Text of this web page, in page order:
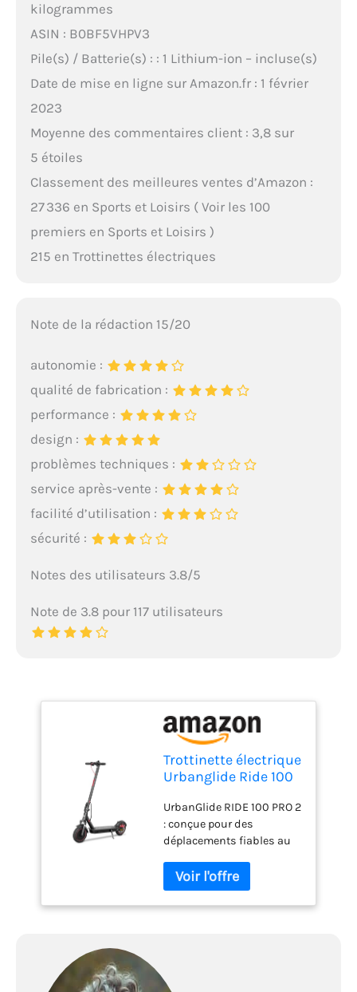
kilogrammes
ASIN : B0BF5VHPV3
Pile(s) / Batterie(s) : : 1 Lithium-ion – incluse(s)
Date de mise en ligne sur Amazon.fr : 1 février
2023
Moyenne des commentaires client : 3,8 sur
5 étoiles
Classement des meilleures ventes d’Amazon :
27 336 en Sports et Loisirs ( Voir les 100
premiers en Sports et Loisirs )
215 en Trottinettes électriques
Note de la rédaction 15/20
autonomie :
qualité de fabrication :
performance :
design :
problèmes techniques :
service après-vente :
facilité d’utilisation :
sécurité :
Notes des utilisateurs 3.8/5
Note de 3.8 pour 117 utilisateurs
Trottinette électrique
Urbanglide Ride 100
Noir
UrbanGlide RIDE 100 PRO 2
: conçue pour des
déplacements fiables au
pour des relances
dynamiques en ville
Pneus 10" : confort et